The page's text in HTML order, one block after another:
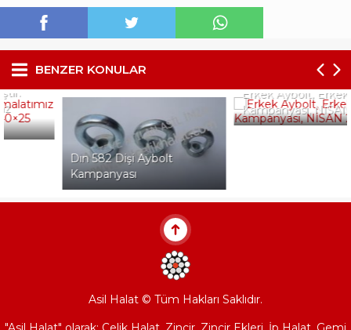
BENZER KONULAR
Dın 582 Dişi Aybolt
Kampanyası
Erkek Aybolt, Erkek Mapa,
Kampanyasi, NİSAN 2014
Asil Halat © Tüm Hakları Saklıdır.